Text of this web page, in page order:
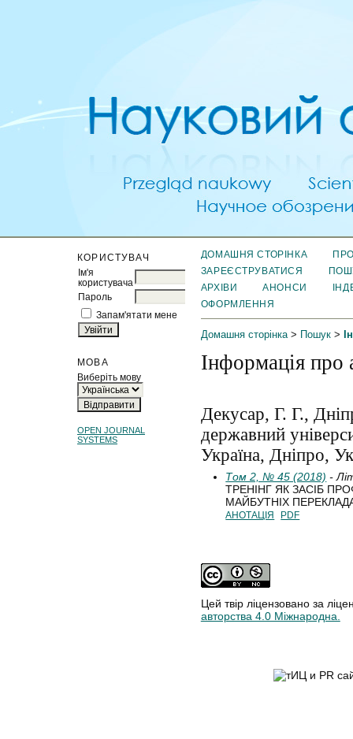
КОРИСТУВАЧ
Ім'я
користувача
Пароль
Запам'ятати мене
МОВА
Виберіть мову
OPEN JOURNAL
SYSTEMS
ДОМАШНЯ СТОРІНКА
ЗАРЕЄСТРУВАТИСЯ
АРХІВИ
АНОНСИ
ОФОРМЛЕННЯ
Домашня сторінка> Пошук>
Інформація про
Декусар, Г. Г.,
державний
Україна, Дніпро,
Том 2, № 45 (2018) -
ТРЕНІНГ ЯК ЗАСІБ
МАЙБУТНІХ
АНОТАЦІЯ PDF
Цей твір ліцензовано за
авторства 4.0 Міжнародна.